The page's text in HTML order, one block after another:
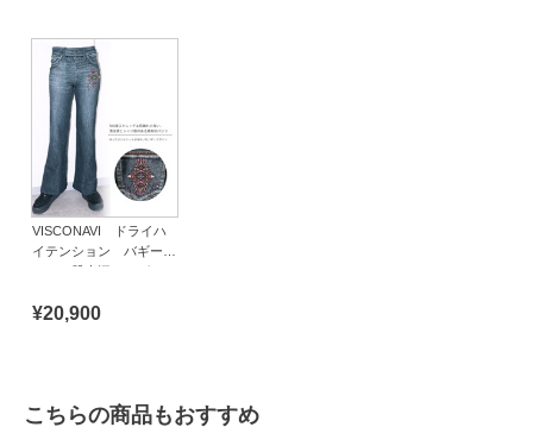
VISCONAVI ドライハ
イテンション バギーパ
¥20,900
こちらの商品もおすすめ